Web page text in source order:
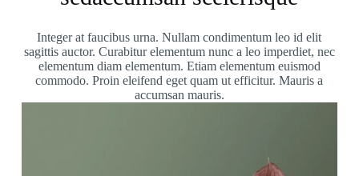
Integer at faucibus urna. Nullam condimentum leo id elit
sagittis auctor. Curabitur elementum nunc a leo imperdiet, nec
elementum diam elementum. Etiam elementum euismod
commodo. Proin eleifend eget quam ut efficitur. Mauris a
accumsan mauris.